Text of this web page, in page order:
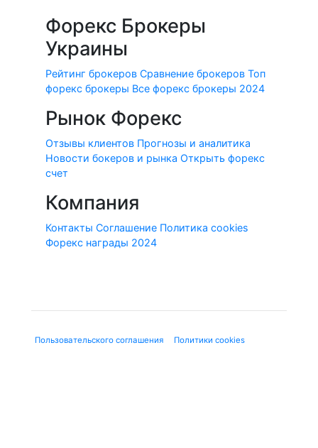
Форекс Брокеры
Украины
Рейтинг брокеров Сравнение брокеров Топ
форекс брокеры Все форекс брокеры 2024
Рынок Форекс
Отзывы клиентов Прогнозы и аналитика
Новости бокеров и рынка Открыть форекс
счет
Компания
Контакты Соглашение Политика cookies
Форекс награды 2024
Пользовательского соглашения Политики cookies